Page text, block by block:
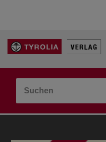
LEBEN & GLAUBE